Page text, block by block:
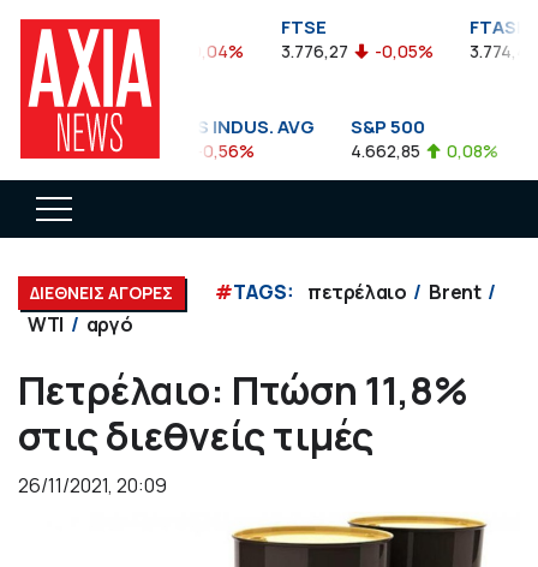
FTSEA
899,47 -0,04%
FTSE
3.776,27 -0,05%
FTASE
3.774,48
DOW JONES INDUS. AVG
35.911,81 -0,56%
S&P 500
4.662,85 0,08%
ΔΙΕΘΝΕΙΣ ΑΓΟΡΕΣ #TAGS: πετρέλαιο
Brent
WTI
αργό
Πετρέλαιο: Πτώση 11,8%
στις διεθνείς τιμές
26/11/2021, 20:09